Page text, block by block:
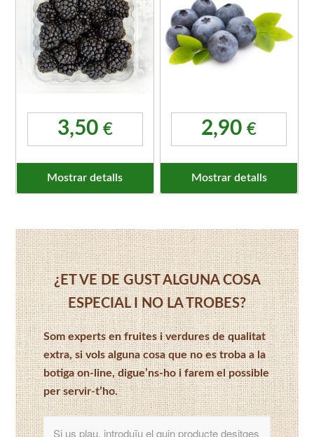
3,50 €
Mostrar detalls
2,90€
Mostrar detalls
¿ET VE DE GUST ALGUNA COSA
ESPECIAL I NO LA TROBES?
Som experts en fruites i verdures de qualitat
extra, si vols alguna cosa que no es troba a la
botiga on-line, digue’ns-ho i farem el possible
per servir-t’ho.